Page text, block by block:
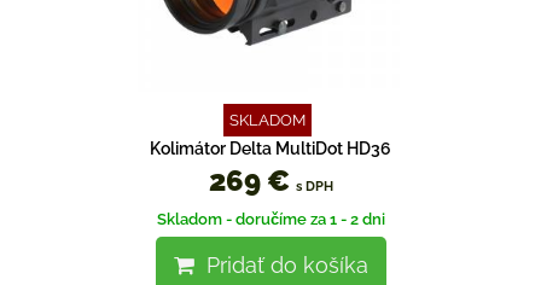
SKLADOM
Kolimátor Delta MultiDot HD36
269 € s DPH
Skladom - doručíme za 1 - 2 dni
Pridať do košíka